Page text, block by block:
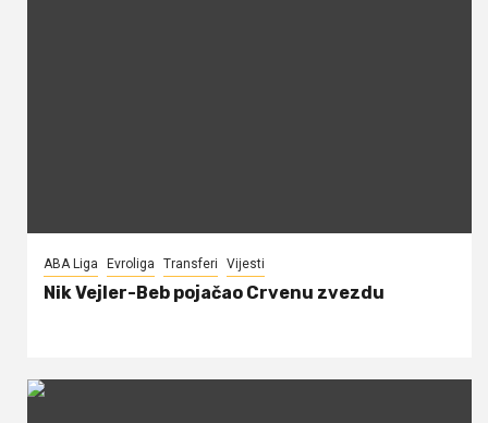
ABA Liga Evroliga Transferi Vijesti
Nik Vejler-Beb pojačao Crvenu zvezdu